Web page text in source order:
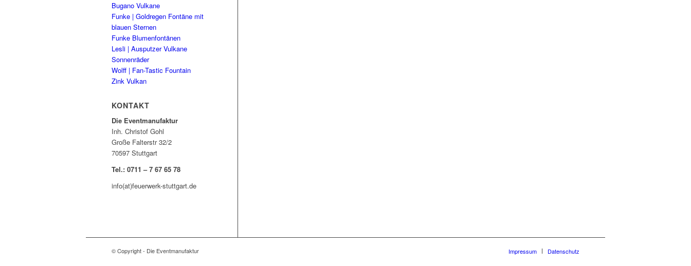
Bugano Vulkane
Funke | Goldregen Fontäne mit
blauen Sternen
Funke Blumenfontänen
Lesli | Ausputzer Vulkane
Sonnenräder
Wolff | Fan-Tastic Fountain
Zink Vulkan
KONTAKT
Die Eventmanufaktur
Inh. Christof Gohl
Große Falterstr 32/2
70597 Stuttgart
Tel.: 0711 – 7 67 65 78
info(at)feuerwerk-stuttgart.de
© Copyright - Die Eventmanufaktur Impressum Datenschutz